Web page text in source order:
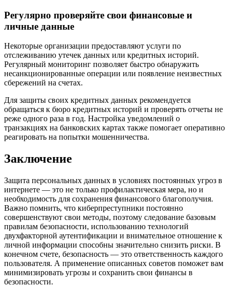
Регулярно проверяйте свои финансовые и
личные данные
Некоторые организации предоставляют услуги по
отслеживанию утечек данных или кредитных историй.
Регулярный мониторинг позволяет быстро обнаружить
несанкционированные операции или появление неизвестных
сбережений на счетах.
Для защиты своих кредитных данных рекомендуется
обращаться к бюро кредитных историй и проверять отчеты не
реже одного раза в год. Настройка уведомлений о
транзакциях на банковских картах также помогает оперативно
реагировать на попытки мошенничества.
Заключение
Защита персональных данных в условиях постоянных угроз в
интернете — это не только профилактическая мера, но и
необходимость для сохранения финансового благополучия.
Важно помнить, что киберпреступники постоянно
совершенствуют свои методы, поэтому следование базовым
правилам безопасности, использованию технологий
двухфакторной аутентификации и внимательное отношение к
личной информации способны значительно снизить риски. В
конечном счете, безопасность — это ответственность каждого
пользователя. А применение описанных советов поможет вам
минимизировать угрозы и сохранить свои финансы в
безопасности.